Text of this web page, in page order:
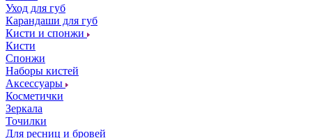
Уход для губ
Карандаши для губ
Кисти и спонжи
Кисти
Спонжи
Наборы кистей
Аксессуары
Косметички
Зеркала
Точилки
Для ресниц и бровей